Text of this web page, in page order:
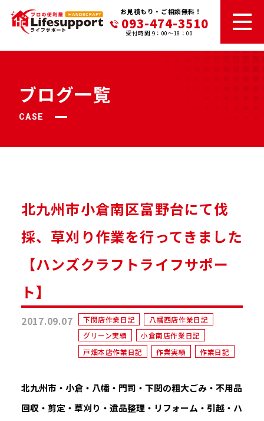
お見積もり・ご相談無料！
093-474-3510
受付時間 9：00～18：00
ブログ一覧
CASE
北九州市小倉南区富野台にて伐
採、草刈り作業を行ってきました
【ハンズクラフトライフサポー
ト】
2017.09.07 下関店作業日記
八幡西店作業日記
グリーン実績
小倉南店作業日記
戸畑本店作業日記
作業実績 作業日記
北九州市・小倉・八幡・門司・下関の粗大ごみ・不用品
回収・剪定・草刈り・遺品整理・リフォーム・引越・ハ